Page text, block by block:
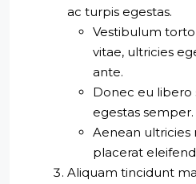
ac turpis egestas.
Vestibulum
vitae, ultricies
ante.
Donec eu libero
egestas semper.
Aenean ultricies
placerat
Aliquam tincidunt